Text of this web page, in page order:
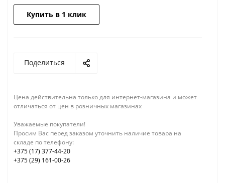
Купить в 1 клик
Поделиться
Цена действительна только для интернет-магазина и может
отличаться от цен в розничных магазинах
Уважаемые покупатели!
Просим Вас перед заказом уточнить наличие товара на
складе по телефону:
+375 (17) 377-44-20
+375 (29) 161-00-26